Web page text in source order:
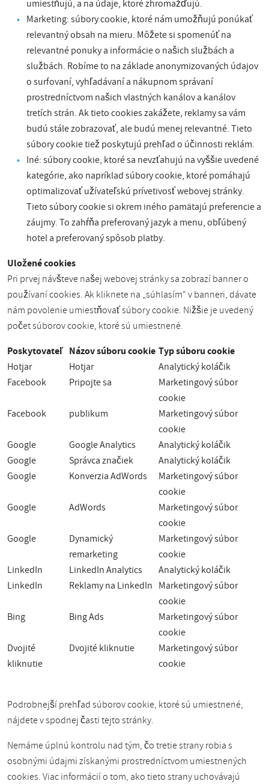
umiestňujú, a na údaje, ktoré zhromažďujú.
Marketing: súbory cookie, ktoré nám umožňujú ponúkať
relevantný obsah na mieru. Môžete si spomenúť na
relevantné ponuky a informácie o našich službách a
službách. Robíme to na základe anonymizovaných údajov
o surfovaní, vyhľadávaní a nákupnom správaní
prostredníctvom našich vlastných kanálov a kanálov
tretích strán. Ak tieto cookies zakážete, reklamy sa vám
budú stále zobrazovať, ale budú menej relevantné. Tieto
súbory cookie tiež poskytujú prehľad o účinnosti reklám.
Iné: súbory cookie, ktoré sa nevzťahujú na vyššie uvedené
kategórie, ako napríklad súbory cookie, ktoré pomáhajú
optimalizovať užívateľskú prívetivosť webovej stránky.
Tieto súbory cookie si okrem iného pamätajú preferencie a
záujmy. To zahŕňa preferovaný jazyk a menu, obľúbený
hotel a preferovaný spôsob platby.
Uložené cookies
Pri prvej návšteve našej webovej stránky sa zobrazí banner o
používaní cookies. Ak kliknete na „súhlasím“ v banneri, dávate
nám povolenie umiestňovať súbory cookie. Nižšie je uvedený
počet súborov cookie, ktoré sú umiestnené.
Poskytovateľ Názov súboru cookie Typ súboru cookie
Hotjar Hotjar
Analytický koláčik
Facebook
Pripojte sa
Marketingový súbor
cookie
Facebook
publikum
Marketingový súbor
cookie
Google
Google Analytics
Analytický koláčik
Google
Správca značiek
Analytický koláčik
Google
Konverzia AdWords
Marketingový súbor
cookie
Google
AdWords
Marketingový súbor
cookie
Google
Dynamický
remarketing
Marketingový súbor
cookie
LinkedIn
LinkedIn Analytics
Analytický koláčik
LinkedIn
Reklamy na LinkedIn Marketingový súbor
cookie
Bing
Bing Ads
Marketingový súbor
cookie
Dvojité
kliknutie
Dvojité kliknutie
Marketingový súbor
cookie
Podrobnejší prehľad súborov cookie, ktoré sú umiestnené,
nájdete v spodnej časti tejto stránky.
Nemáme úplnú kontrolu nad tým, čo tretie strany robia s
osobnými údajmi získanými prostredníctvom umiestnených
cookies. Viac informácií o tom, ako tieto strany uchovávajú